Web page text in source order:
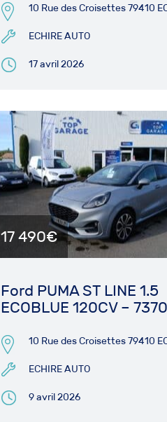
10 Rue des Croisettes 79410
ECHIRE AUTO
17 avril 2026
17 490€
Ford PUMA ST LINE 1.5
ECOBLUE 120CV –
10 Rue des Croisettes 79410
ECHIRE AUTO
9 avril 2026